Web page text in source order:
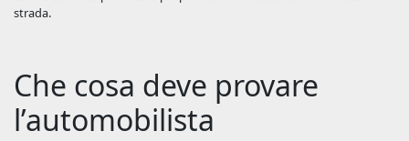
strada.
Che cosa deve provare
l’automobilista